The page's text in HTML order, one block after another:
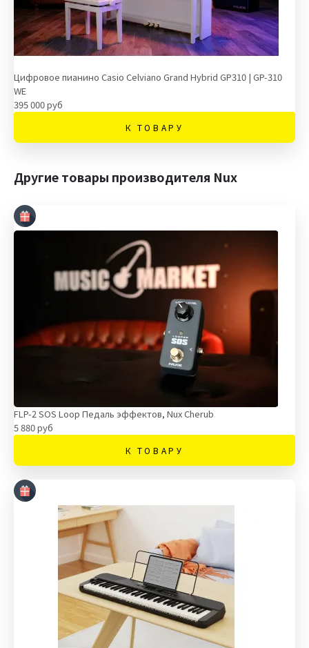
Цифровое пианино Casio Celviano Grand Hybrid GP310 | GP-310
WE
395 000 руб
К ТОВАРУ
Другие товары производителя Nux
FLP-2 SOS Loop Педаль эффектов, Nux Cherub
5 880 руб
К ТОВАРУ